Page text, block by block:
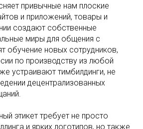
привычные нам плоские
и приложений, товары и
создают собственные
миры для общения с
обучение новых сотрудников,
по производству из любой
устраивают тимбилдинги, не
децентрализованных
этикет требует не просто
и ярких логотипов, но также